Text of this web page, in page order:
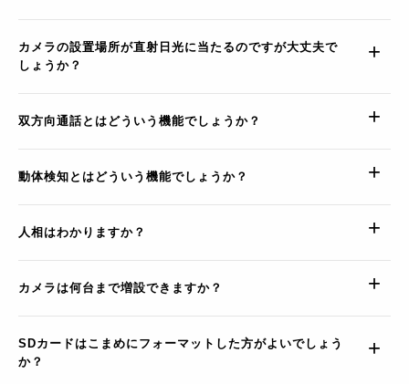
カメラの設置場所が直射日光に当たるのですが大丈夫で
しょうか？
双方向通話とはどういう機能でしょうか？
動体検知とはどういう機能でしょうか？
人相はわかりますか？
カメラは何台まで増設できますか？
SDカードはこまめにフォーマットした方がよいでしょう
か？